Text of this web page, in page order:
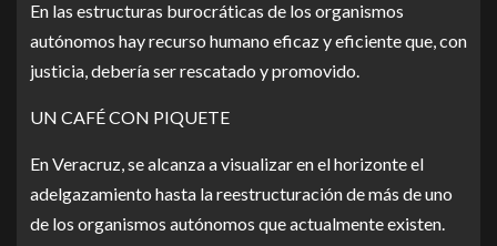
En las estructuras burocráticas de los organismos
autónomos hay recurso humano eficaz y eficiente que, con
justicia, debería ser rescatado y promovido.
UN CAFÉ CON PIQUETE
En Veracruz, se alcanza a visualizar en el horizonte el
adelgazamiento hasta la reestructuración de más de uno
de los organismos autónomos que actualmente existen.